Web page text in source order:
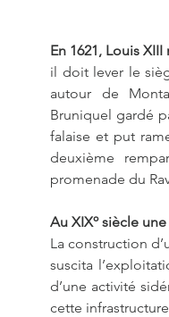
En 1621, Louis
il doit lever le
autour de
Bruniquel gardé
falaise et put
deuxième
promenade du
Au XIXº siècle
La construction
suscita
d’une activité
cette